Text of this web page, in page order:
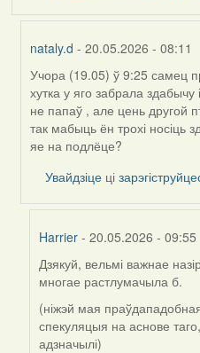
nataly.d - 20.05.2026 - 08:11
In
reply
to
by
Harrier
Учора (19.05) ў 9:25 самец
хутка у яго забрала
не папаў , але цень другой
так мабыць ён трохі носіць
яе на подлёце?
Увайдзіце ці
Harrier - 20.05.2026 - 09:55
In
reply
to
by
nataly.d
Дзякуй, вельмі важнае
многае растлумачыла б.
(ніжэй мая
спекуляцыя на аснове
адзначылі)